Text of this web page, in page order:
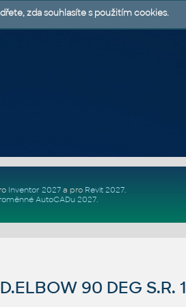
Inventor 2027a pro Revit 2027.
AutoCADu 2027.
90 DEG S.R.
zda souhlasíte s použitím cookies.